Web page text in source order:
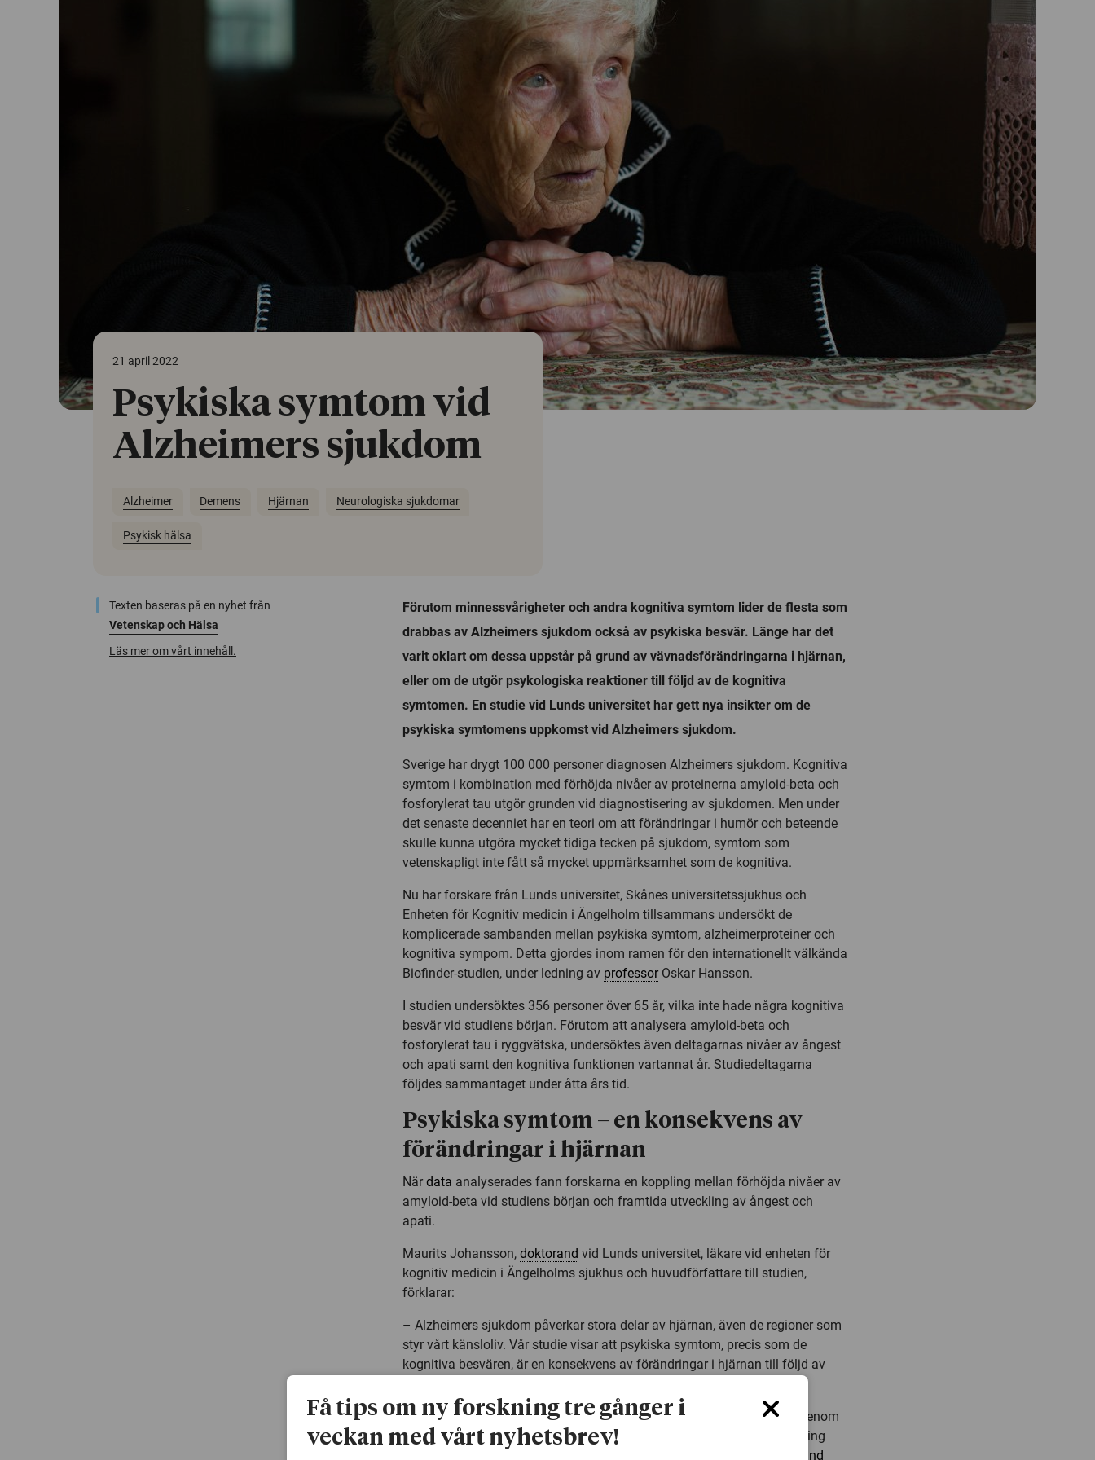
21 april 2022
Psykiska symtom vid
Alzheimers sjukdom
Alzheimer Demens Hjärnan Neurologiska sjukdomar
Psykisk hälsa
Texten baseras på en nyhet från
Vetenskap och Hälsa
Läs mer om vårt innehåll.
Förutom minnessvårigheter och andra kognitiva symtom lider de flesta som
drabbas av Alzheimers sjukdom också av psykiska besvär. Länge har det
varit oklart om dessa uppstår på grund av vävnadsförändringarna i hjärnan,
eller om de utgör psykologiska reaktioner till följd av de kognitiva
symtomen. En studie vid Lunds universitet har gett nya insikter om de
psykiska symtomens uppkomst vid Alzheimers sjukdom.
Sverige har drygt 100 000 personer diagnosen Alzheimers sjukdom. Kognitiva
symtom i kombination med förhöjda nivåer av proteinerna amyloid-beta och
fosforylerat tau utgör grunden vid diagnostisering av sjukdomen. Men under
det senaste decenniet har en teori om att förändringar i humör och beteende
skulle kunna utgöra mycket tidiga tecken på sjukdom, symtom som
vetenskapligt inte fått så mycket uppmärksamhet som de kognitiva.
Nu har forskare från Lunds universitet, Skånes universitetssjukhus och
Enheten för Kognitiv medicin i Ängelholm tillsammans undersökt de
komplicerade sambanden mellan psykiska symtom, alzheimerproteiner och
kognitiva sympom. Detta gjordes inom ramen för den internationellt välkända
Biofinder-studien, under ledning av professorOskar Hansson.
I studien undersöktes 356 personer över 65 år, vilka inte hade några kognitiva
besvär vid studiens början. Förutom att analysera amyloid-beta och
fosforylerat tau i ryggvätska, undersöktes även deltagarnas nivåer av ångest
och apati samt den kognitiva funktionen vartannat år. Studiedeltagarna
följdes sammantaget under åtta års tid.
Psykiska symtom – en konsekvens av
förändringar i hjärnan
När data analyserades fann forskarna en koppling mellan förhöjda nivåer av
amyloid-beta vid studiens början och framtida utveckling av ångest och
apati.
Maurits Johansson, doktorand vid Lunds universitet, läkare vid enheten för
kognitiv medicin i Ängelholms sjukhus och huvudförfattare till studien,
förklarar:
– Alzheimers sjukdom påverkar stora delar av hjärnan, även de regioner som
styr vårt känsloliv. Vår studie visar att psykiska symtom, precis som de
kognitiva besvären, är en konsekvens av förändringar i hjärnan till följd av
Forskarna visade också att amyloid-beta driver utvecklingen av apati genom
företrädesvis direkta effekter, och att apati endast i begränsad omfattning
samband
Få tips om ny forskning tre gånger i
veckan med vårt nyhetsbrev!